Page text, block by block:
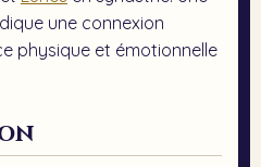
une connexion
physique et émotionnelle